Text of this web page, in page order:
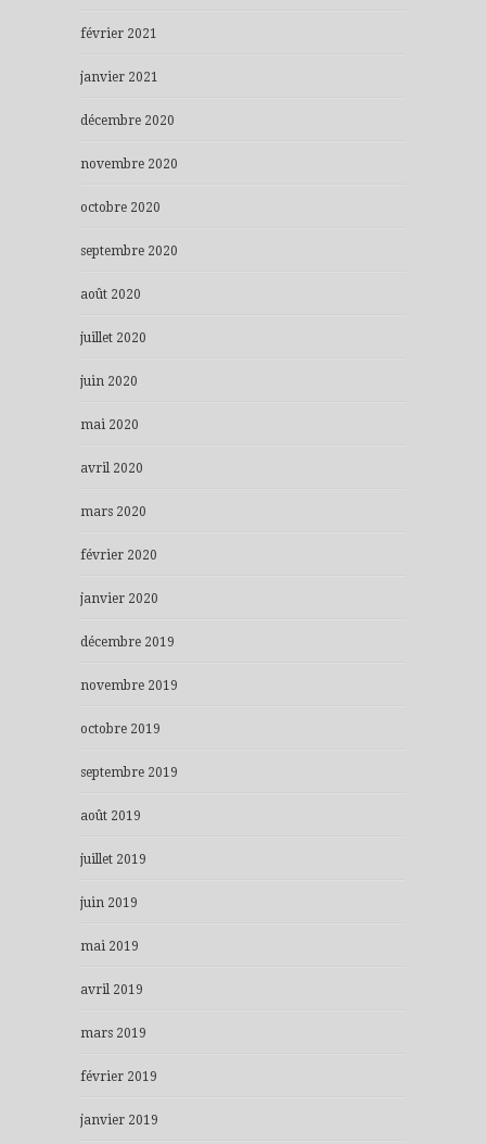
février 2021
janvier 2021
décembre 2020
novembre 2020
octobre 2020
septembre 2020
août 2020
juillet 2020
juin 2020
mai 2020
avril 2020
mars 2020
février 2020
janvier 2020
décembre 2019
novembre 2019
octobre 2019
septembre 2019
août 2019
juillet 2019
juin 2019
mai 2019
avril 2019
mars 2019
février 2019
janvier 2019